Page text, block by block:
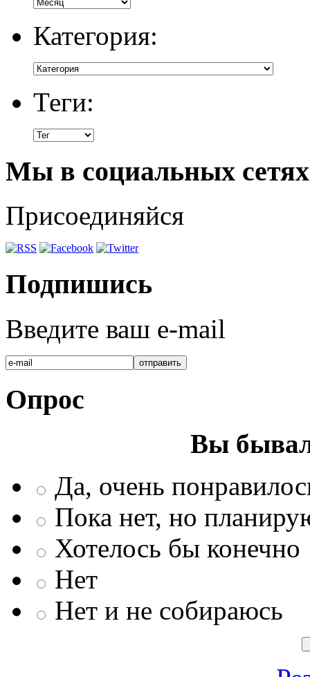
Категория:
Теги:
Мы в социальных сетях
Присоединяйся
Подпишись
Введите ваш e-mail
Опрос
Вы
Да, очень
Пока нет, но
Хотелось бы конечно
Нет
Нет и не собираюсь